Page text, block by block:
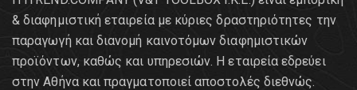
& διαφημιστική εταιρεία με κύριες δραστηριότητες την
παραγωγή και διανομή καινοτόμων διαφημιστικών
προϊόντων, καθώς και υπηρεσιών. Η εταιρεία εδρεύει
στην Αθήνα και πραγματοποιεί αποστολές διεθνώς.